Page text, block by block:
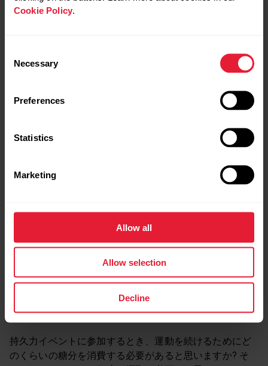
Cookie Policy.
Selection
Necessary
Preferences
Statistics
Marketing
Allow all
Allow selection
Decline
ーミンガム大学による 2008 年の研究では、これらの飲
持久力競技中の糖分
持久力イベントに参加するとき、運動を続けるためにど
のくらいの糖分を消費する必要があると思いますか? そ